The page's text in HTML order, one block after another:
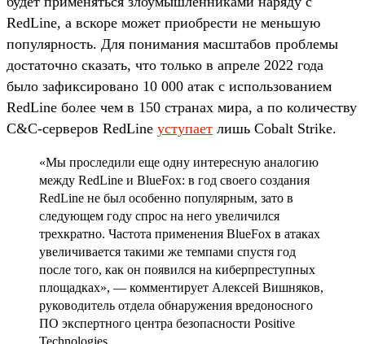
RedLine, а вскоре может приобрести не меньшую
популярность. Для понимания масштабов проблемы
достаточно сказать, что только в апреле 2022 года
было зафиксировано 10 000 атак с использованием
RedLine более чем в 150 странах мира, а по количеству
C&C-серверов RedLine уступает лишь Cobalt Strike.
«Мы проследили еще одну интересную аналогию
между RedLine и BlueFox: в год своего создания
RedLine не был особенно популярным, зато в
следующем году спрос на него увеличился
трехкратно. Частота применения BlueFox в атаках
увеличивается такими же темпами спустя год
после того, как он появился на киберпреступных
площадках», — комментирует Алексей Вишняков,
руководитель отдела обнаружения вредоносного
ПО экспертного центра безопасности Positive
Technologies.